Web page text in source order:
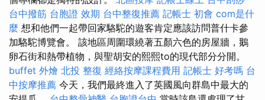
台中撥筋 台胞證 效期 台中整復推薦 記帳士 初會 com是什
麼 想和他們一起帶回家駱駝的遊客肯定應該訪問普什卡參
加駱駝博覽會。 該地區周圍環繞著五顏六色的房屋牆，鵝
卵石街和熱帶植物，與聖胡安的熙熙to的現代部分分開。
buffet 外燴 北投 整復 經絡按摩課程費用 記帳士 好考嗎 台
中按摩推薦 今天，我們最終進入了英國風向群島中最大的